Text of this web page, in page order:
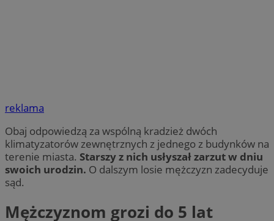
reklama
Obaj odpowiedzą za wspólną kradzież dwóch
klimatyzatorów zewnętrznych z jednego z budynków na
terenie miasta. Starszy z nich usłyszał zarzut w dniu
swoich urodzin. O dalszym losie mężczyzn zadecyduje
sąd.
Mężczyznom grozi do 5 lat